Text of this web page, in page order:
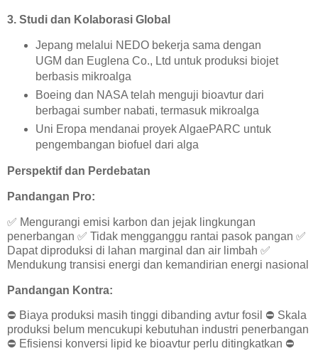
3. Studi dan Kolaborasi Global
Jepang melalui NEDO bekerja sama dengan
UGM dan Euglena Co., Ltd untuk produksi biojet
berbasis mikroalga
Boeing dan NASA telah menguji bioavtur dari
berbagai sumber nabati, termasuk mikroalga
Uni Eropa mendanai proyek AlgaePARC untuk
pengembangan biofuel dari alga
Perspektif dan Perdebatan
Pandangan Pro:
✅ Mengurangi emisi karbon dan jejak lingkungan
penerbangan ✅ Tidak mengganggu rantai pasok pangan ✅
Dapat diproduksi di lahan marginal dan air limbah ✅
Mendukung transisi energi dan kemandirian energi nasional
Pandangan Kontra:
⛔ Biaya produksi masih tinggi dibanding avtur fosil ⛔ Skala
produksi belum mencukupi kebutuhan industri penerbangan
⛔ Efisiensi konversi lipid ke bioavtur perlu ditingkatkan ⛔